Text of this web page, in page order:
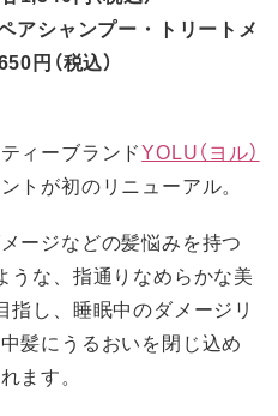
アシャンプー・トリートメ
円（税込）
ィーブランドYOLU（ヨル）
トが初のリニューアル。
ージなどの髪悩みを持つ
うな、指通りなめらかな美
指し、睡眠中のダメージリ
髪にうるおいを閉じ込め
ます。